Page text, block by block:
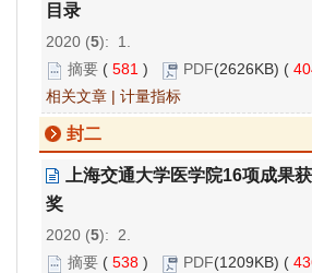
目录
2020 (5): 1.
摘要 ( 581 ) PDF(2626KB) (
相关文章 | 计量指标
封二
上海交通大学医学院16项成果
奖
2020 (5): 2.
摘要 ( 538 ) PDF(1209KB) (